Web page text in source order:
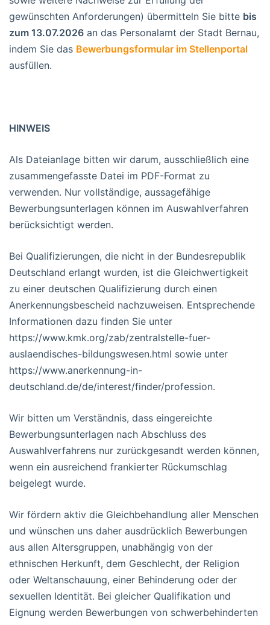
gewünschten Anforderungen) übermitteln Sie bitte bis
zum 13.07.2026 an das Personalamt der Stadt Bernau,
indem Sie das Bewerbungsformular im Stellenportal
ausfüllen.
HINWEIS
Als Dateianlage bitten wir darum, ausschließlich eine
zusammengefasste Datei im PDF-Format zu
verwenden. Nur vollständige, aussagefähige
Bewerbungsunterlagen können im Auswahlverfahren
berücksichtigt werden.
Bei Qualifizierungen, die nicht in der Bundesrepublik
Deutschland erlangt wurden, ist die Gleichwertigkeit
zu einer deutschen Qualifizierung durch einen
Anerkennungsbescheid nachzuweisen. Entsprechende
Informationen dazu finden Sie unter
https://www.kmk.org/zab/zentralstelle-fuer-
auslaendisches-bildungswesen.html sowie unter
https://www.anerkennung-in-
deutschland.de/de/interest/finder/profession.
Wir bitten um Verständnis, dass eingereichte
Bewerbungsunterlagen nach Abschluss des
Auswahlverfahrens nur zurückgesandt werden können,
wenn ein ausreichend frankierter Rückumschlag
beigelegt wurde.
Wir fördern aktiv die Gleichbehandlung aller Menschen
und wünschen uns daher ausdrücklich Bewerbungen
aus allen Altersgruppen, unabhängig von der
ethnischen Herkunft, dem Geschlecht, der Religion
oder Weltanschauung, einer Behinderung oder der
sexuellen Identität. Bei gleicher Qualifikation und
Eignung werden Bewerbungen von schwerbehinderten